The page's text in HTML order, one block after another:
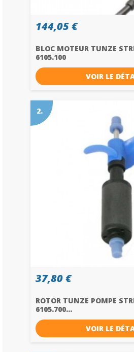
144,05 €
BLOC MOTEUR TUNZE
6105.100
VOIR LE
2.
37,80 €
ROTOR TUNZE POMPE
6105.700...
VOIR LE